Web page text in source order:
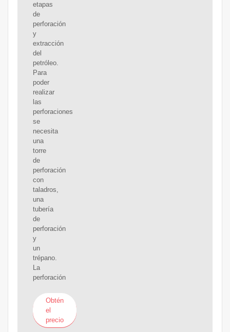
etapas
de
perforación
y
extracción
del
petróleo.
Para
poder
realizar
las
perforaciones
se
necesita
una
torre
de
perforación
con
taladros,
una
tubería
de
perforación
y
un
trépano.
La
perforación
Obtén
el
precio